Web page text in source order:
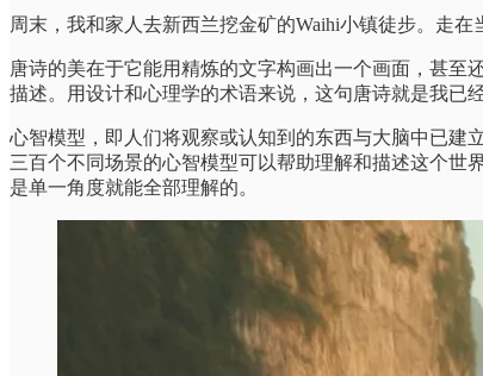
周末，我和家人去新西兰挖金矿的Waihi小镇徒步。走
唐诗的美在于它能用精炼的文字构画出一个画面，甚
描述。用设计和心理学的术语来说，这句唐诗就是我已
心智模型，即人们将观察或认知到的东西与大脑中已建
三百个不同场景的心智模型可以帮助理解和描述这个世
是单一角度就能全部理解的。